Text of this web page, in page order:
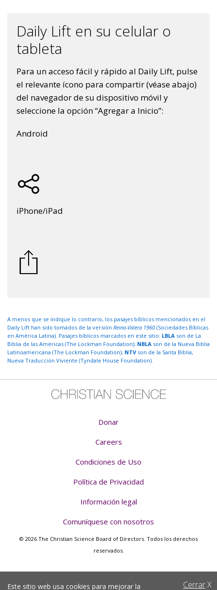
Daily Lift en su celular o
tableta
Para un acceso fácil y rápido al Daily Lift, pulse
el relevante ícono para compartir (véase abajo)
del navegador de su dispositivo móvil y
seleccione la opción “Agregar a Inicio”:
Android
iPhone/iPad
A menos que se indique lo contrario, los pasajes bíblicos mencionados en el
Daily Lift han sido tomados de la versión Reina-Valera 1960 (Sociedades Bíblicas
en América Latina). Pasajes bíblicos marcados en este sitio: LBLA son de La
Biblia de las Américas (The Lockman Foundation); NBLA son de la Nueva Biblia
Latinoamericana (The Lockman Foundation); NTV son de la Santa Biblia,
Nueva Traducción Viviente (Tyndale House Foundation).
Donar
Careers
Condiciones de Uso
Política de Privacidad
Información legal
Comuníquese con nosotros
© 2026 The Christian Science Board of Directors. Todos los derechos
reservados.
CerrarX
Este sitio web usa cookies para mejorar la